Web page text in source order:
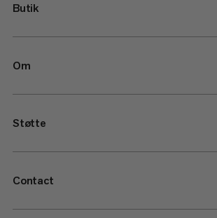
Butik
Om
Støtte
Contact